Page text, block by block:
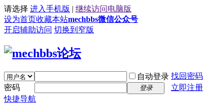
请选择 进入手机版 | 继续访问电脑版
设为首页收藏本站mechbbs微信公众号
开启辅助访问 切换到窄版
自动登录 找回密码
密码
登录
立即注册
快捷导航